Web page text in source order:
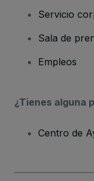
Servicio
Sala de
Empleos
¿Tienes alguna
Centro de